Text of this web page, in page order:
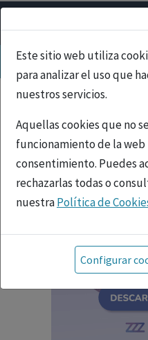
Este sitio web utiliza
para analizar el uso que
nuestros servicios.
Aquellas cookies que no
funcionamiento de la
consentimiento. Puedes
rechazarlas todas o
nuestraPolítica de
Toda la información
referida a productos del
tanto, dirigida a
facultados para prescribir
con ejercicio profesional.
fármacos se facilita a
Configurar